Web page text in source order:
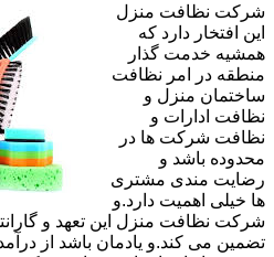
شرکت نظافت منزل
این افتخار دارد که
همشیه خدمت گذار
منطقه در امر نظافت
ساختمان منزل و
نظافت ادارات و
نظافت شرکت ها در
محدوده باشد و
رضایت مندی مشتری
ها خیلی اهمیت دارد.و
شرکت نظافت منزل این تعهد و
تضمین می کند.و یادمان باشد از